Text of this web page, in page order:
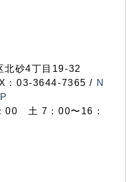
砂4丁目19-32
：03-3644-7365 / N
00 土 7：00〜16：